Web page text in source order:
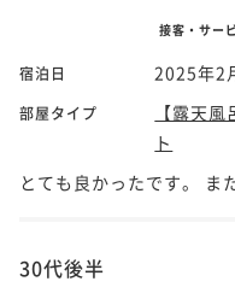
接客・サー
宿泊日 2025年2
部屋タイプ
【露天
ト
とても良かったです。 ま
30代後半